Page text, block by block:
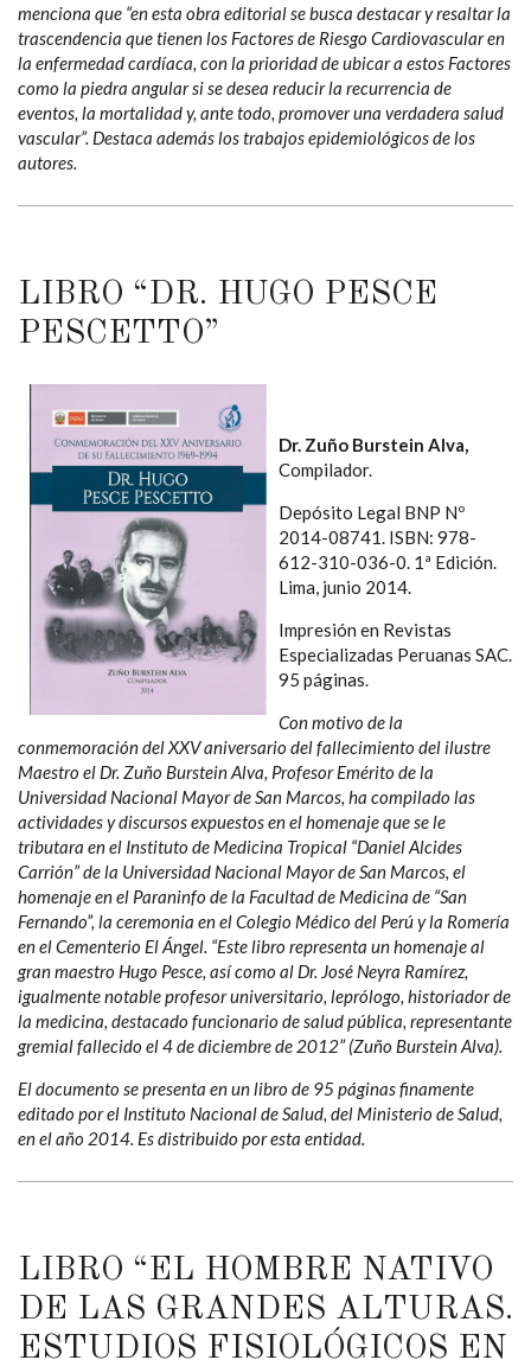
menciona que “en esta obra editorial se busca destacar y resaltar la
trascendencia que tienen los Factores de Riesgo Cardiovascular en
la enfermedad cardíaca, con la prioridad de ubicar a estos Factores
como la piedra angular si se desea reducir la recurrencia de
eventos, la mortalidad y, ante todo, promover una verdadera salud
vascular”. Destaca además los trabajos epidemiológicos de los
autores.
LIBRO “DR. HUGO PESCE
PESCETTO”
Dr. Zuño Burstein Alva,
Compilador.
Depósito Legal BNP Nº
2014-08741. ISBN: 978-
612-310-036-0. 1ª Edición.
Lima, junio 2014.
Impresión en Revistas
Especializadas Peruanas SAC.
95 páginas.
Con motivo de la
conmemoración del XXV aniversario del fallecimiento del ilustre
Maestro el Dr. Zuño Burstein Alva, Profesor Emérito de la
Universidad Nacional Mayor de San Marcos, ha compilado las
actividades y discursos expuestos en el homenaje que se le
tributara en el Instituto de Medicina Tropical “Daniel Alcides
Carrión” de la Universidad Nacional Mayor de San Marcos, el
homenaje en el Paraninfo de la Facultad de Medicina de “San
Fernando”, la ceremonia en el Colegio Médico del Perú y la Romería
en el Cementerio El Ángel. “Este libro representa un homenaje al
gran maestro Hugo Pesce, así como al Dr. José Neyra Ramírez,
igualmente notable profesor universitario, leprólogo, historiador de
la medicina, destacado funcionario de salud pública, representante
gremial fallecido el 4 de diciembre de 2012” (Zuño Burstein Alva).
El documento se presenta en un libro de 95 páginas finamente
editado por el Instituto Nacional de Salud, del Ministerio de Salud,
en el año 2014. Es distribuido por esta entidad.
LIBRO “EL HOMBRE NATIVO
DE LAS GRANDES ALTURAS.
ESTUDIOS FISIOLÓGICOS EN